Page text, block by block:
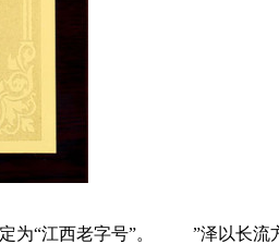
为“江西老字号”。 ”泽以长流